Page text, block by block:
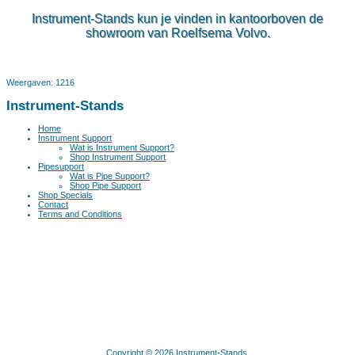
Instrument-Stands kun je vinden in kantoorboven de
showroom van Roelfsema Volvo.
Weergaven: 1216
Instrument-Stands
Home
Instrument Support
Wat is Instrument Support?
Shop Instrument Support
Pipesupport
Wat is Pipe Support?
Shop Pipe Support
Shop Specials
Contact
Terms and Conditions
Copyright © 2026 Instrument-Stands.